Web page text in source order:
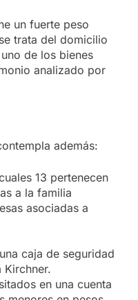
un fuerte peso
trata del domicilio
de los bienes
analizado por
además:
13 pertenecen
a la familia
asociadas a
caja de seguridad
Kirchner.
en una cuenta